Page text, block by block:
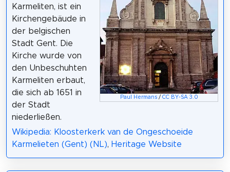
Paul Hermans/ CC BY-SA 3.0
Karmeliten, ist ein
Kirchengebäude in
der belgischen
Stadt Gent. Die
Kirche wurde von
den Unbeschuhten
Karmeliten erbaut,
die sich ab 1651 in
der Stadt
niederließen.
Wikipedia: Kloosterkerk van de Ongeschoeide
Karmelieten (Gent) (NL), Heritage Website